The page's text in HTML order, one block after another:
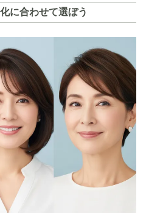
に合わせて選ぼう